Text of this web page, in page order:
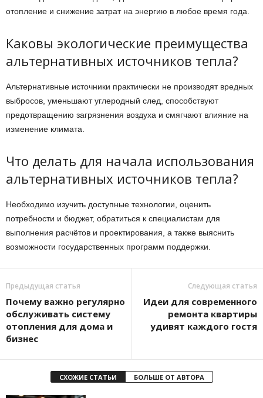
отопление и снижение затрат на энергию в любое время года.
Каковы экологические преимущества
альтернативных источников тепла?
Альтернативные источники практически не производят вредных
выбросов, уменьшают углеродный след, способствуют
предотвращению загрязнения воздуха и смягчают влияние на
изменение климата.
Что делать для начала использования
альтернативных источников тепла?
Необходимо изучить доступные технологии, оценить
потребности и бюджет, обратиться к специалистам для
выполнения расчётов и проектирования, а также выяснить
возможности государственных программ поддержки.
Предыдущая статья
Почему важно регулярно
обслуживать систему
отопления для дома и
бизнес
Следующая статья
Идеи для современного
ремонта квартиры
удивят каждого гостя
СХОЖИЕ СТАТЬИ БОЛЬШЕ ОТ АВТОРА